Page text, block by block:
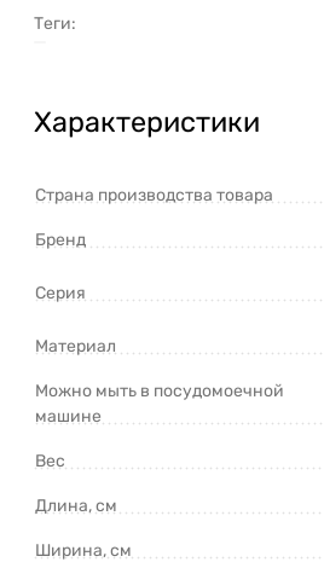
Теги:
Характеристики
Страна производства товара
Бренд
Серия
Материал
Можно мыть в посудомоечной
машине
Вес
Длина, см
Ширина, см